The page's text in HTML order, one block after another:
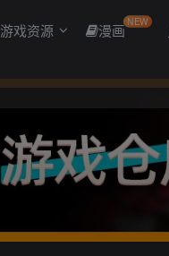
游戏资源 漫画NEW